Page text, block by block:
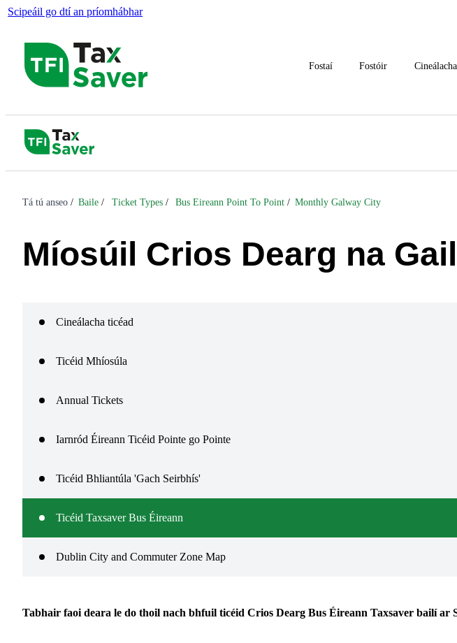
Scipeáil go dtí an príomhábhar
Fostaí Fostóir
Tá tú anseo Baile Ticket Types Bus Eireann Point To Point Monthly Galway City
Míosúil Crios Dearg na
Cineálacha ticéad
Ticéid Mhíosúla
Annual Tickets
Iarnród Éireann Ticéid Pointe go Pointe
Ticéid Bhliantúla 'Gach Seirbhís'
Ticéid Taxsaver Bus Éireann
Dublin City and Commuter Zone Map
Tabhair faoi deara le do thoil nach bhfuil ticéid Crios Dearg Bus Éireann Taxsaver bailí ar